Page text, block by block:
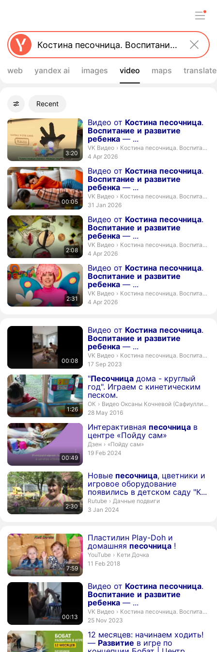
web yandex ai images video maps translate
Filters Recent
Search results
3:20
Видео от Костина песочница.
Воспитание и развитие
ребенка — ...
Duration 3 minutes 20 seconds
VK Видео › Костина песочница. Воспитание
Костина песочница. Воспитание и развитие ребенка
publication date
4 Apr 2026
00:05
Видео от Костина песочница.
Воспитание и развитие
ребенка — ...
Duration 5 seconds
VK Видео › Костина песочница. Воспитание
Костина песочница. Воспитание и развитие ребенка
publication date
31 Jan 2026
2:08
Видео от Костина песочница.
Воспитание и развитие
ребенка — ...
Duration 2 minutes 8 seconds
VK Видео › Костина песочница. Воспитание
Костина песочница. Воспитание и развитие ребенка
publication date
4 Apr 2026
2:31
Видео от Костина песочница.
Воспитание и развитие
ребенка — ...
Duration 2 minutes 31 seconds
VK Видео › Костина песочница. Воспитание
Костина песочница. Воспитание и развитие ребенка
publication date
4 Apr 2026
00:08
Видео от Костина песочница.
Воспитание и развитие
ребенка — ...
Duration 8 seconds
VK Видео › Костина песочница. Воспитание
Костина песочница. Воспитание и развитие ребенка
publication date
17 Sep 2023
1:26
"Песочница дома - круглый
год". Играем с кинетическим
песком.
Duration 1 minute 26 seconds
ОК › Видео Оксаны Кочневой (Сафиуллиной).
Видео Оксаны Кочневой (Сафиуллиной)
publication date
28 May 2016
00:49
Интерактивная песочница в
центре «Пойду сам»
Duration 49 seconds
Дзен › «Пойду сам».
«Пойду сам»
publication date
19 Feb 2024
2:30
Новые песочница, цветники и
игровое оборудование
появились в детском саду "К...
Duration 2 minutes 30 seconds
Rutube › Дачные подвиги.
Дачные подвиги
publication date
3 Jan 2024
7:59
Пластилин Play-Doh и
домашняя песочница !
Duration 7 minutes 59 seconds
YouTube › Кети Дочка.
Кети Дочка
publication date
11 Feb 2018
00:13
Видео от Костина песочница.
Воспитание и развитие
ребенка — ...
Duration 13 seconds
VK Видео › Костина песочница. Воспитание
Костина песочница. Воспитание и развитие ребенка
publication date
25 Nov 2023
12 месяцев: начинаем ходить!
— Развитие в игре по
Duration 12 minutes 25 seconds